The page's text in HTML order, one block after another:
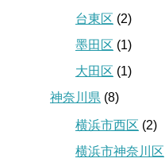
台東区 (2)
墨田区 (1)
大田区 (1)
神奈川県 (8)
横浜市西区 (2)
横浜市神奈川区